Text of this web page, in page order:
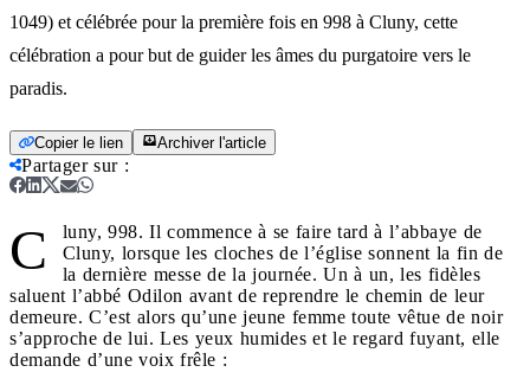
1049) et célébrée pour la première fois en 998 à Cluny, cette
célébration a pour but de guider les âmes du purgatoire vers le
paradis.
Copier le lien Archiver l'article
Partager sur:
C
luny, 998. Il commence à se faire tard à l’abbaye de
Cluny, lorsque les cloches de l’église sonnent la fin de
la dernière messe de la journée. Un à un, les fidèles
saluent l’abbé Odilon avant de reprendre le chemin de leur
demeure. C’est alors qu’une jeune femme toute vêtue de noir
s’approche de lui. Les yeux humides et le regard fuyant, elle
demande d’une voix frêle :